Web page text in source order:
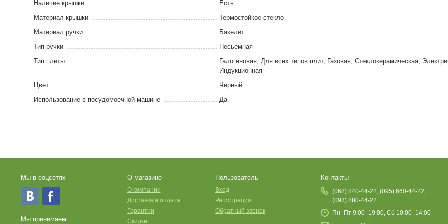
Наличие крышки
Есть
Материал крышки
Термостойкое стекло
Материал ручки
Бакелит
Тип ручки
Несьемная
Тип плиты
Галогеновая, Для всех типов плит, Газовая, Стеклокерамическая,
Индукционная
Цвет
Черный
Использование в посудомоечной машине
Да
Мы в соцсетях
Мы принимаем
О магазине
O компании
Доставка и оплата
Гарантии
Скидки
Пользователь
Вход
Регистрация
Обратный звонок
Контакты
(068) 840-44-22, (095) 660-44-22,
(093) 880-44-22
Пн–Пт 9:00–19:00, Сб 10:00–14:00